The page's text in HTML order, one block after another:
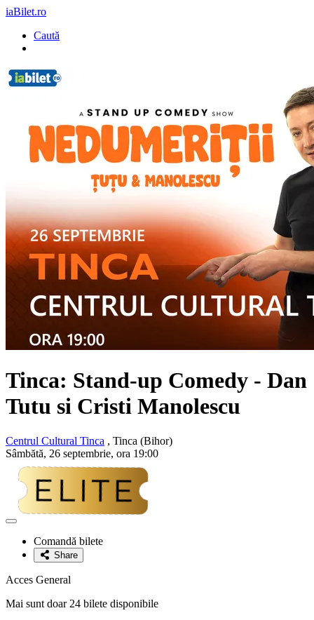
iaBilet.ro
Caută
Tinca: Stand-up Comedy - Dan
Tutu si Cristi Manolescu
Centrul Cultural Tinca , Tinca (Bihor)
Sâmbătă, 26 septembrie, ora 19:00
Adaugă
favoriteComandă bilete
Share
Acces General
Mai sunt doar 24 bilete disponibile